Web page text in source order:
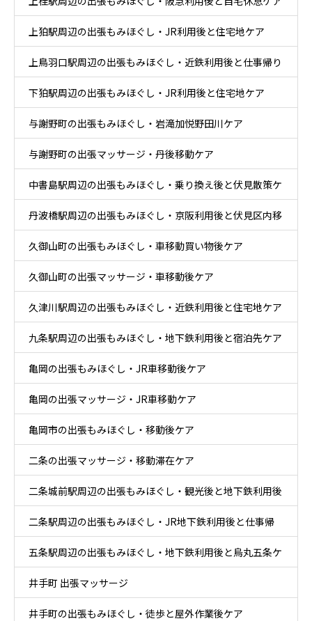
上狛駅周辺の出張もみほぐし・JR利用後と住宅地ケア
上鳥羽口駅周辺の出張もみほぐし・近鉄利用後と仕事帰り
ケア
下狛駅周辺の出張もみほぐし・JR利用後と住宅地ケア
与謝野町の出張もみほぐし・岩滝加悦野田川ケア
与謝野町の出張マッサージ・丹後移動ケア
中書島駅周辺の出張もみほぐし・乗り換え後と伏見散策ケ
ア
丹波橋駅周辺の出張もみほぐし・京阪利用後と伏見区内移
動ケア
久御山町の出張もみほぐし・車移動買い物後ケア
久御山町の出張マッサージ・車移動後ケア
久津川駅周辺の出張もみほぐし・近鉄利用後と住宅地ケア
九条駅周辺の出張もみほぐし・地下鉄利用後と宿泊先ケア
亀岡の出張もみほぐし・JR車移動後ケア
亀岡の出張マッサージ・JR車移動ケア
亀岡市の出張もみほぐし・移動後ケア
二条の出張マッサージ・移動滞在ケア
二条城前駅周辺の出張もみほぐし・観光後と地下鉄利用後
ケア
二条駅周辺の出張もみほぐし・JR地下鉄利用後と仕事帰
りケア
五条駅周辺の出張もみほぐし・地下鉄利用後と烏丸五条ケ
ア
井手町 出張マッサージ
井手町の出張もみほぐし・徒歩と屋外作業後ケア